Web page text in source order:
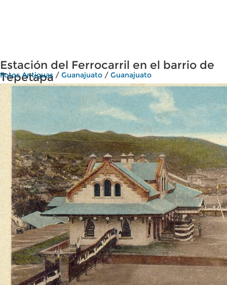
Estación del Ferrocarril en el barrio de
Tepetapa
Fotos Antiguas / Guanajuato / Guanajuato